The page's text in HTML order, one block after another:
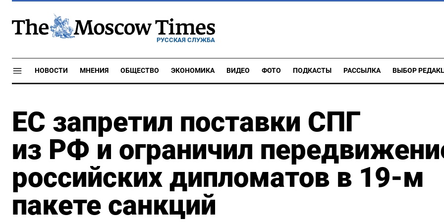
РУССКАЯ СЛУЖБА
НОВОСТИ МНЕНИЯ ОБЩЕСТВО ЭКОНОМИКА ВИДЕО ФОТО ПОДКАСТЫ РАССЫЛКА ВЫБОР
ЕС запретил поставки СПГ
из РФ и ограничил
российских дипломатов в 19-м
пакете санкций